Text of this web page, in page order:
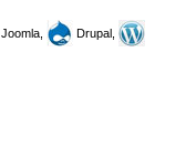
Joomla,
Drupal,